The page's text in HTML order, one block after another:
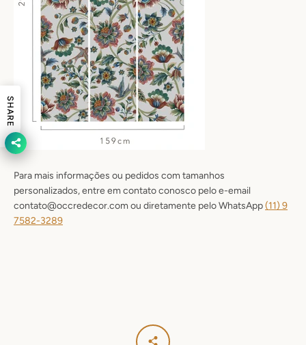
Para mais informações ou pedidos com tamanhos
personalizados, entre em contato conosco pelo e-email
contato@occredecor.com ou diretamente pelo WhatsApp(11) 9
7582-3289
SHARE